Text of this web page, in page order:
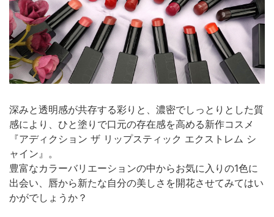
深みと透明感が共存する彩りと、濃密でしっとりとした質
感により、ひと塗りで口元の存在感を高める新作コスメ
『アディクション ザ リップスティック エクストレム シ
ャイン』。
豊富なカラーバリエーションの中からお気に入りの1色に
出会い、唇から新たな自分の美しさを開花させてみてはい
かがでしょうか？